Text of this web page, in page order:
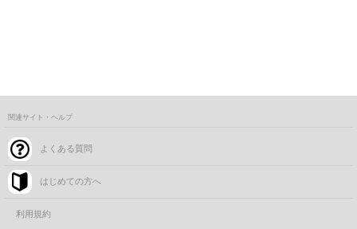
関連サイト・ヘルプ
よくある質問
はじめての方へ
利用規約